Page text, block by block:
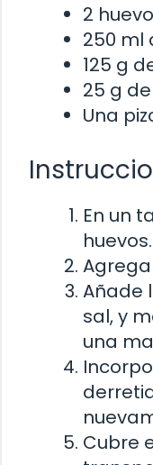
2
250 ml
125 g
25 g
Una
En un
huevos.
Añade
sal, y
una
Cubre